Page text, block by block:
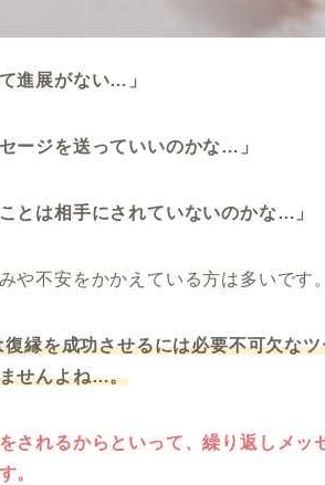
進展がない…」
ージを送っていいのかな…」
とは相手にされていないのかな…」
や不安をかかえている方は多いです。
縁を成功させるには必要不可欠な
せんよね…。
されるからといって、繰り返しメッ
。